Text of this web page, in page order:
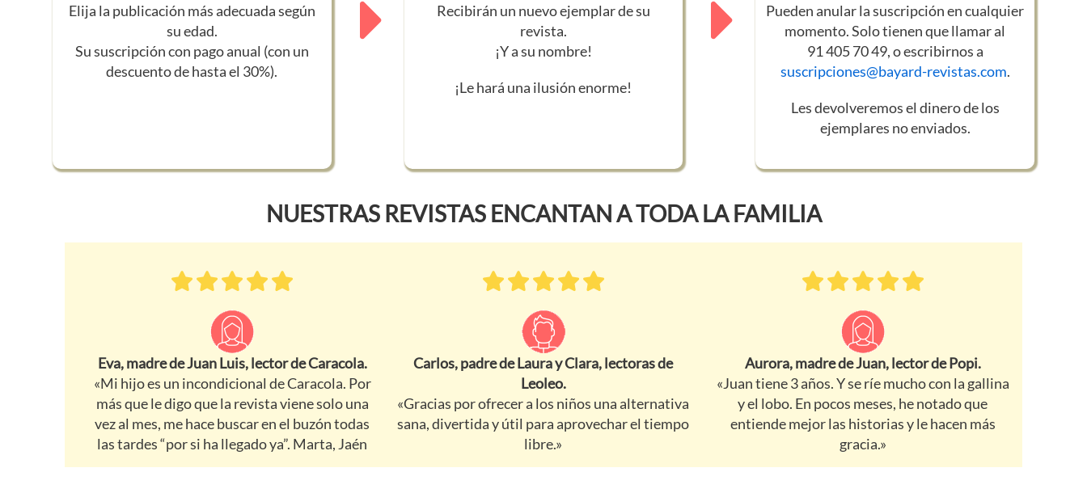
Elija la publicación más adecuada según
su edad.
Su suscripción con pago anual (con un
descuento de hasta el 30%).
Recibirán un nuevo ejemplar de su
revista.
¡Y a su nombre!
¡Le hará una ilusión enorme!
Pueden anular la suscripción en cualquier
momento. Solo tienen que llamar al
91 405 70 49, o escribirnos a
suscripciones@bayard-revistas.com.
Les devolveremos el dinero de los
ejemplares no enviados.
NUESTRAS REVISTAS ENCANTAN A TODA LA FAMILIA
Eva, madre de Juan Luis, lector de Caracola.
«Mi hijo es un incondicional de Caracola. Por
más que le digo que la revista viene solo una
vez al mes, me hace buscar en el buzón todas
las tardes “por si ha llegado ya”. Marta, Jaén
Carlos, padre de Laura y Clara, lectoras de
Leoleo.
«Gracias por ofrecer a los niños una alternativa
sana, divertida y útil para aprovechar el tiempo
libre.»
Aurora, madre de Juan, lector de Popi.
«Juan tiene 3 años. Y se ríe mucho con la gallina
y el lobo. En pocos meses, he notado que
entiende mejor las historias y le hacen más
gracia.»